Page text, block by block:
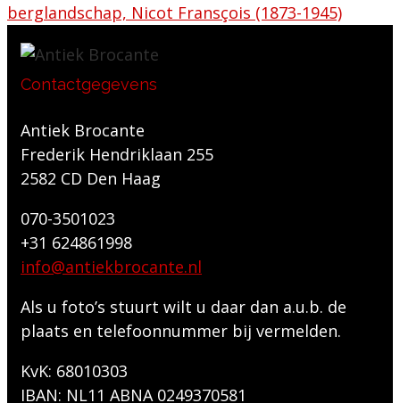
berglandschap, Nicot Fransçois (1873-1945)
Contactgegevens
Antiek Brocante
Frederik Hendriklaan 255
2582 CD Den Haag
070-3501023
+31 624861998
info@antiekbrocante.nl
Als u foto’s stuurt wilt u daar dan a.u.b. de
plaats en telefoonnummer bij vermelden.
KvK: 68010303
IBAN: NL11 ABNA 0249370581